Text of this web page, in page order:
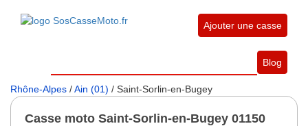
Ajouter une casse
Blog
Rhône-Alpes /Ain (01) / Saint-Sorlin-en-Bugey
Casse moto Saint-Sorlin-en-Bugey 01150